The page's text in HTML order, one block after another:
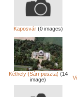
Kaposvár(0 images)
Kéthely (Sári-puszta) (14
image)